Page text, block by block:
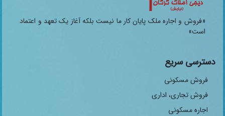
«فروش و اجاره ملک پایان کار ما نیست بلکه آغاز یک تعهد و اعتماد
است»
دسترسی سریع
فروش مسکونی
فروش تجاری، اداری
اجاره مسکونی